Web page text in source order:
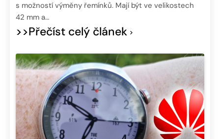
s možností výměny řemínků. Mají být ve velikostech
42 mm a…
>>Přečíst celý článek